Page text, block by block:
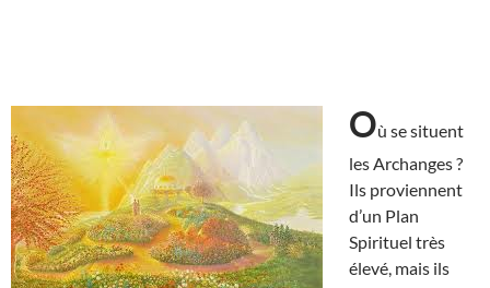
Où se situent
les Archanges ?
Ils proviennent
d’un Plan
Spirituel très
élevé, mais ils